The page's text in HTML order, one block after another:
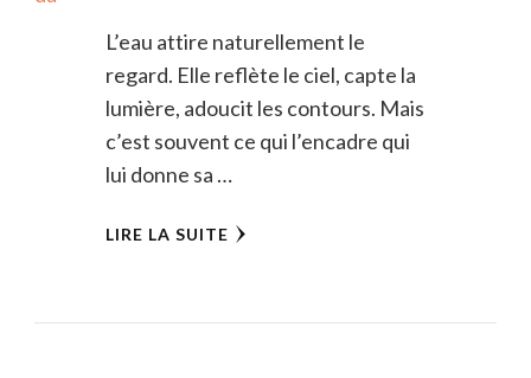
L’eau attire naturellement le
regard. Elle reflète le ciel, capte la
lumière, adoucit les contours. Mais
c’est souvent ce qui l’encadre qui
lui donne sa …
LIRE LA SUITE